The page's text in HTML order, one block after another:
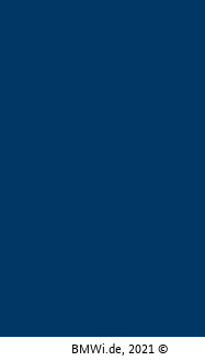
BMWi.de, 2021 ©